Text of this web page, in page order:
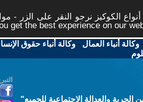
الكوكيز نرجو النقر على الزر -
get the best experience on our
وكالة أنباء العمال -وكالة أنباء حقوق
والعدالة الاجتماعية للجميع"